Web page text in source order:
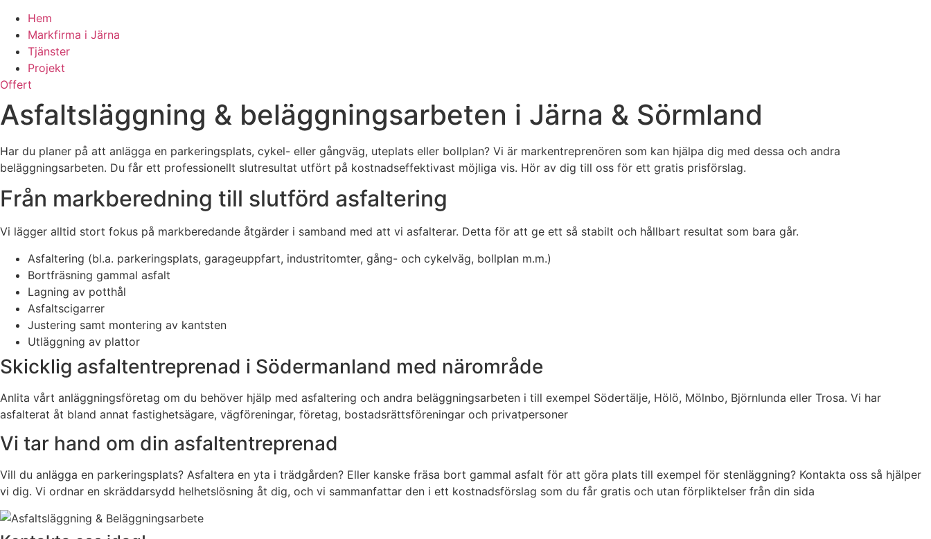
Hem
Markfirma i Järna
Tjänster
Projekt
Offert
Asfaltsläggning & beläggningsarbeten i Järna & Sörmland
Har du planer på att anlägga en parkeringsplats, cykel- eller gångväg, uteplats eller bollplan? Vi är markentreprenören som kan hjälpa dig med dessa och andra
beläggningsarbeten. Du får ett professionellt slutresultat utfört på kostnadseffektivast möjliga vis. Hör av dig till oss för ett gratis prisförslag.
Från markberedning till slutförd asfaltering
Vi lägger alltid stort fokus på markberedande åtgärder i samband med att vi asfalterar. Detta för att ge ett så stabilt och hållbart resultat som bara går.
Asfaltering (bl.a. parkeringsplats, garageuppfart, industritomter, gång- och cykelväg, bollplan m.m.)
Bortfräsning gammal asfalt
Lagning av potthål
Asfaltscigarrer
Justering samt montering av kantsten
Utläggning av plattor
Skicklig asfaltentreprenad i Södermanland med närområde
Anlita vårt anläggningsföretag om du behöver hjälp med asfaltering och andra beläggningsarbeten i till exempel Södertälje, Hölö, Mölnbo, Björnlunda eller Trosa. Vi har
asfalterat åt bland annat fastighetsägare, vägföreningar, företag, bostadsrättsföreningar och privatpersoner
Vi tar hand om din asfaltentreprenad
Vill du anlägga en parkeringsplats? Asfaltera en yta i trädgården? Eller kanske fräsa bort gammal asfalt för att göra plats till exempel för stenläggning? Kontakta oss så hjälper
vi dig. Vi ordnar en skräddarsydd helhetslösning åt dig, och vi sammanfattar den i ett kostnadsförslag som du får gratis och utan förpliktelser från din sida